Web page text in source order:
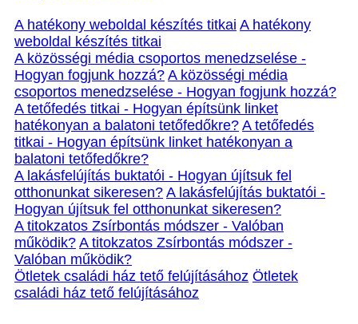
A hatékony weboldal készítés titkai A hatékony
weboldal készítés titkai
A közösségi média csoportos menedzselése -
Hogyan fogjunk hozzá? A közösségi média
csoportos menedzselése - Hogyan fogjunk hozzá?
A tetőfedés titkai - Hogyan építsünk linket
hatékonyan a balatoni tetőfedőkre? A tetőfedés
titkai - Hogyan építsünk linket hatékonyan a
balatoni tetőfedőkre?
A lakásfelújítás buktatói - Hogyan újítsuk fel
otthonunkat sikeresen? A lakásfelújítás buktatói -
Hogyan újítsuk fel otthonunkat sikeresen?
A titokzatos Zsírbontás módszer - Valóban
működik? A titokzatos Zsírbontás módszer -
Valóban működik?
Ötletek családi ház tető felújításához Ötletek
családi ház tető felújításához